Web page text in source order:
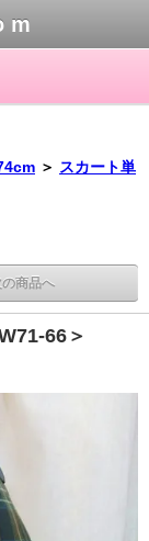
m
＞ スカート単
の商品へ
66＞